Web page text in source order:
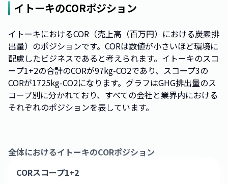
イトーキのCORポジション
イトーキにおけるCOR（売上高（百万円）における炭素排
出量）のポジションです。CORは数値が小さいほど環境に
配慮したビジネスであると考えられます。イトーキのスコ
ープ1+2の合計のCORが97kg-CO2であり、スコープ3の
CORが1725kg-CO2になります。グラフはGHG排出量のス
コープ別に分かれており、すべての会社と業界内における
それぞれのポジションを表しています。
全体におけるイトーキのCORポジション
CORスコープ1+2